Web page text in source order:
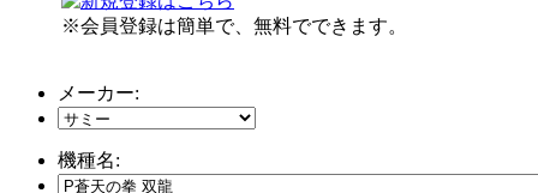
※会員登録は簡単で、無料でできます。
メーカー:
機種名: